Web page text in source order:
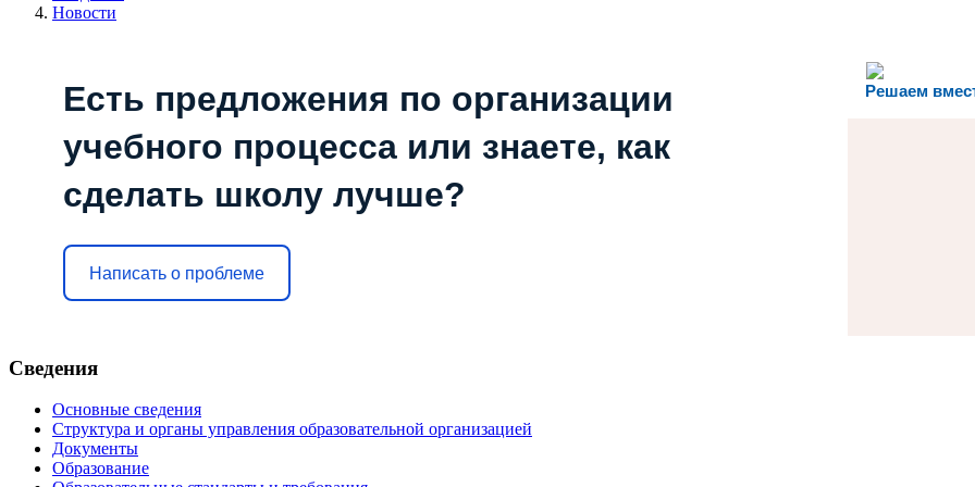
Новости
Решаем
Есть предложения по организации
учебного процесса или знаете, как
сделать школу лучше?
Написать о проблеме
Сведения
Основные сведения
Структура и органы управления образовательной организацией
Документы
Образование